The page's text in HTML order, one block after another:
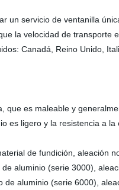
un servicio de ventanilla
la velocidad de transporte
Canadá, Reino Unido,
que es maleable y
es ligero y la resistencia a
de fundición, aleación
aluminio (serie 3000),
de aluminio (serie 6000),